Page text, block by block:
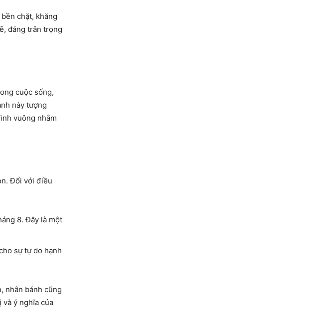
chặt, khăng
đáng trân trọng
cuộc sống,
này tượng
vuông nhằm
Đối với điều
8. Đây là một
sự tự do hạnh
nhân bánh cũng
và ý nghĩa của